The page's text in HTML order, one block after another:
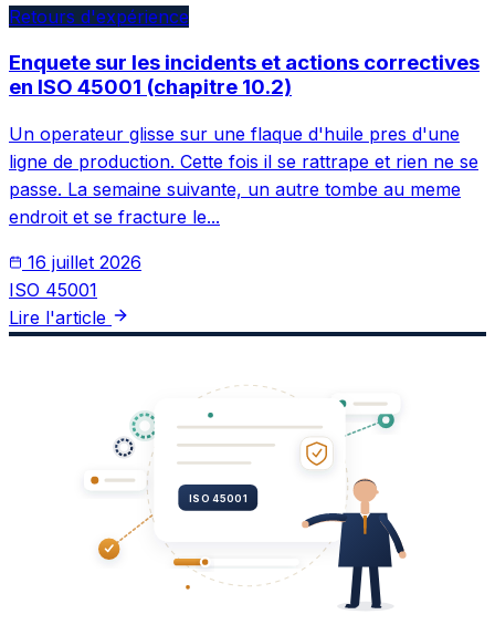
Retours d'expérience
Enquete sur les incidents et actions correctives
en ISO 45001 (chapitre 10.2)
Un operateur glisse sur une flaque d'huile pres d'une
ligne de production. Cette fois il se rattrape et rien ne se
passe. La semaine suivante, un autre tombe au meme
endroit et se fracture le...
16 juillet 2026
ISO 45001
Lire l'article
ISO 45001